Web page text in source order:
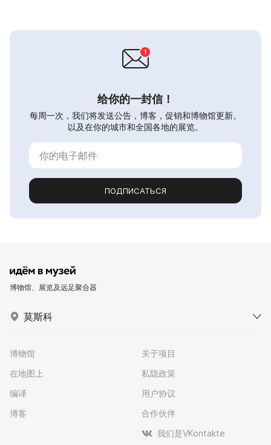
给你的一封信！
每周一次，我们将发送公告，博客，促销和博物馆更新。
以及在你的城市和全国各地的展览。
ПОДПИСАТЬСЯ
博物馆、展览及远足聚合器
莫斯科
博物馆
在地图上
编译
博客
关于项目
私隐政策
用户协议
合作伙伴
我们是VKontakte